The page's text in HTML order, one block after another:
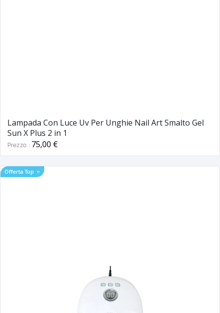
Lampada Con Luce Uv Per Unghie Nail Art Smalto Gel
Sun X Plus 2 in 1
Prezzo: 75,00 €
Offerta Top ⭐